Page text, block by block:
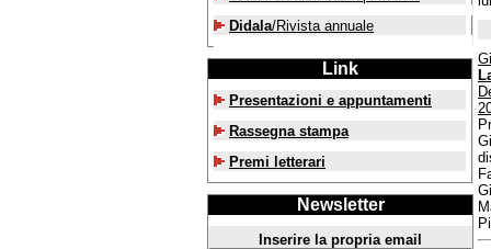
Didala/Rivista annuale
Link
Presentazioni e appuntamenti
Rassegna stampa
Premi letterari
Newsletter
Inserire la propria email